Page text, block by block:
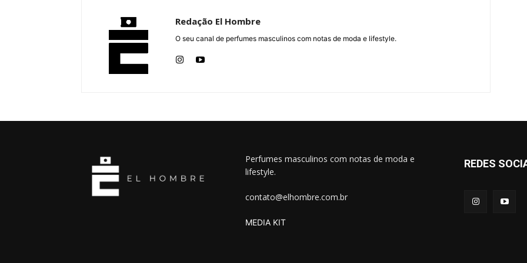
Redação El Hombre
O seu canal de perfumes masculinos com notas de moda e lifestyle.
Perfumes masculinos com notas de moda e
lifestyle.
contato@elhombre.com.br
MEDIA KIT
REDES